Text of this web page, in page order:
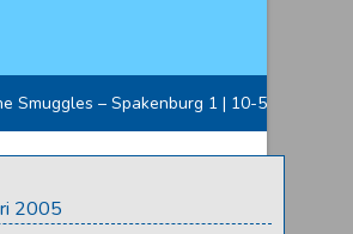
Smuggles – Spakenburg 1 | 10-5
2005